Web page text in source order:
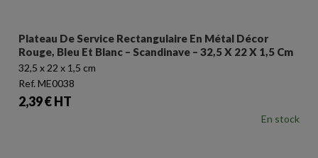
Plateau De Service Rectangulaire En Métal Décor
Rouge, Bleu Et Blanc – Scandinave – 32,5 X 22 X 1,5 Cm
32,5 x 22 x 1,5 cm
Ref. ME0038
Prix
2,39 € HT
En stock